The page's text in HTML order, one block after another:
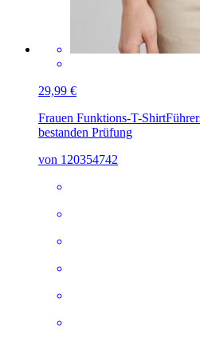
29,99 €
Frauen Funktions-T-Shirt
bestanden Prüfung
von 120354742